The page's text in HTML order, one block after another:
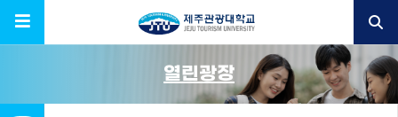
열린광장